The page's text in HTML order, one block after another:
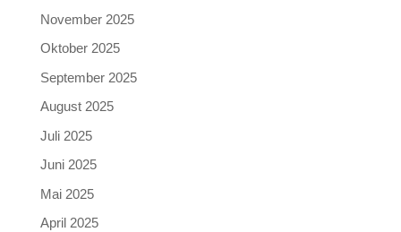
November 2025
Oktober 2025
September 2025
August 2025
Juli 2025
Juni 2025
Mai 2025
April 2025